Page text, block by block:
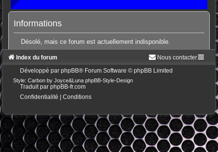
Informations
Désolé, mais ce forum est actuellement indisponible.
Index du forum
Nous contacter
Développé par phpBB® Forum Software © phpBB Limited
Style: Carbon by Joyce&LunaphpBB-Style-Design
Traduit par phpBB-fr.com
Confidentialité
Conditions